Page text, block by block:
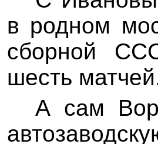
в родном
сборной
шесть
А сам